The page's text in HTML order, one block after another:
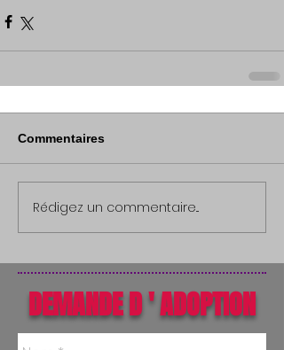
Commentaires
Rédigez un commentaire...
DEMANDE D ' ADOPTION